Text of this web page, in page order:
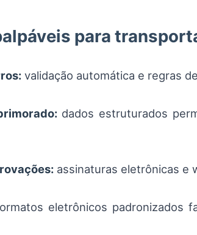
para
validação automática e regras
dados estruturados
assinaturas eletrônicas e
eletrônicos padronizados